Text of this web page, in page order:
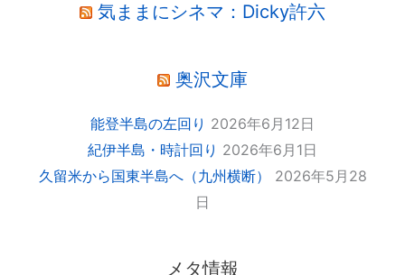
気ままにシネマ：Dicky許六
奥沢文庫
能登半島の左回り 2026年6月12日
紀伊半島・時計回り 2026年6月1日
久留米から国東半島へ（九州横断）
2026年5月28
日
メタ情報